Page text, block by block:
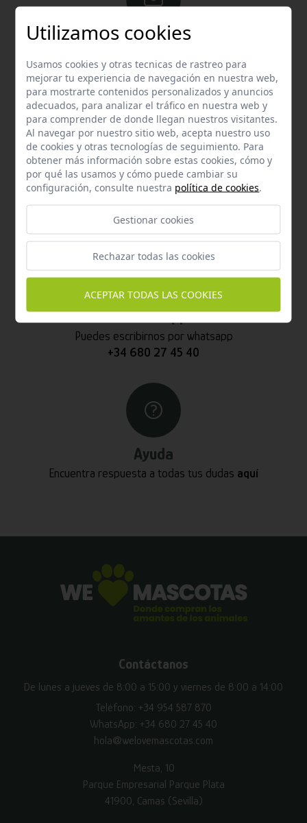
Email
Contacta con nosotros vía email
hola@welovemascotas.com
Teléfono
587 870
Whatsapp
Puedes escribirnos por whatsapp
+34 680 27 45 40
Ayuda
Encuentra respuesta a todas tus dudas aquí
Contáctanos
De lunes a jueves de 8:00 a 15:00 y viernes de 8:00 a 14:00
Teléfono: +34 954 587 870
WhatsApp: +34 680 27 45 40
hola@welovemascotas.com
Mesta, 10
Parque Empresarial Parque Plata
41900, Camas (Sevilla)
Utilizamos cookies
Usamos cookies y otras tecnicas de rastreo para
mejorar tu experiencia de navegación en nuestra web,
para mostrarte contenidos personalizados y anuncios
adecuados, para analizar el tráfico en nuestra web y
para comprender de donde llegan nuestros visitantes.
Al navegar por nuestro sitio web, acepta nuestro uso
de cookies y otras tecnologías de seguimiento. Para
obtener más información sobre estas cookies, cómo y
por qué las usamos y cómo puede cambiar su
configuración, consulte nuestra política de cookies.
Gestionar cookies
Rechazar todas las cookies
ACEPTAR TODAS LAS COOKIES